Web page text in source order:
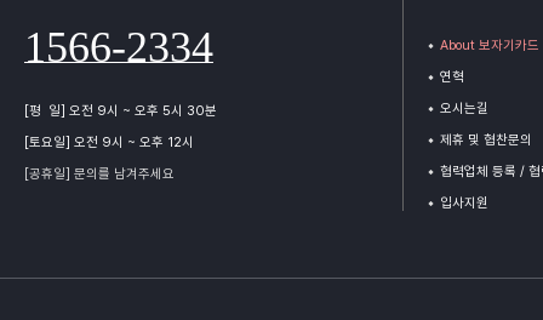
1566-2334
[평 일] 오전 9시 ~ 오후 5시 30분
[토요일] 오전 9시 ~ 오후 12시
[공휴일] 문의를 남겨주세요
About 보자기카드
연혁
오시는길
제휴 및 협찬문의
협력업체 등록 /
입사지원